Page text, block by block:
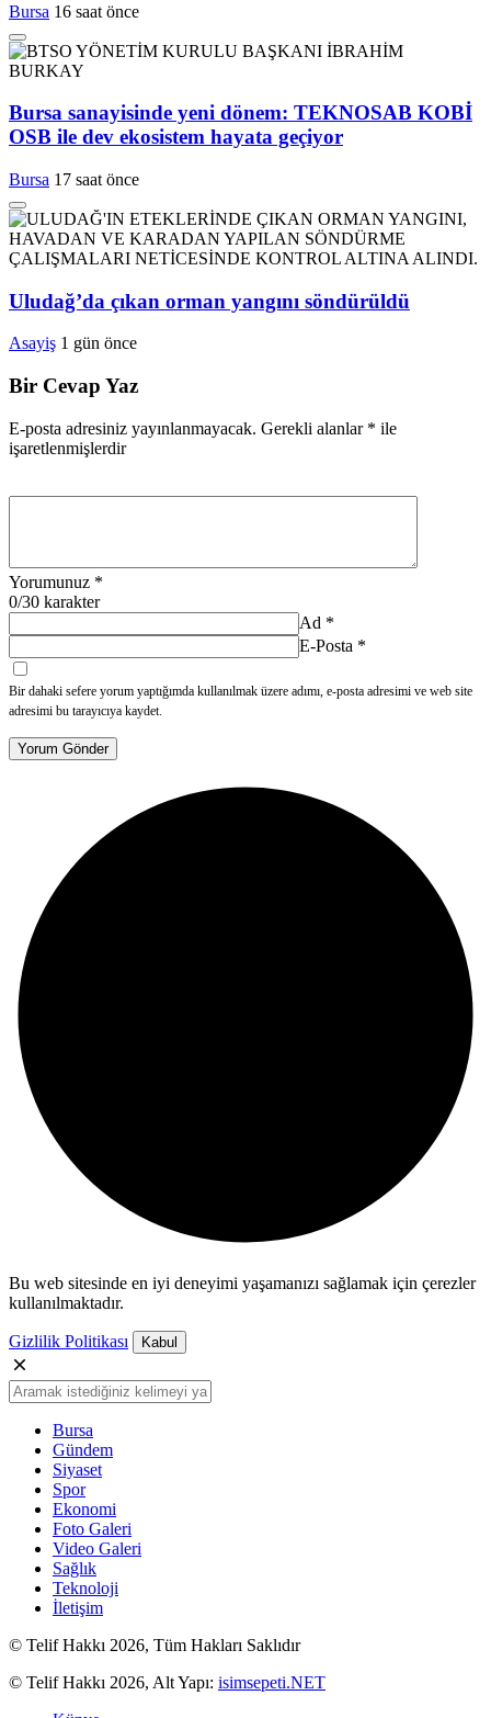
Bursa 16 saat önce
Bursa sanayisinde yeni dönem: TEKNOSAB KOBİ
OSB ile dev ekosistem hayata geçiyor
Bursa 17 saat önce
Uludağ’da çıkan orman yangını söndürüldü
Asayiş 1 gün önce
Bir Cevap Yaz
E-posta adresiniz yayınlanmayacak. Gerekli alanlar * ile
işaretlenmişlerdir
Yorumunuz *
0/30 karakter
Ad *
E-Posta *
Bir dahaki sefere yorum yaptığımda kullanılmak üzere adımı, e-posta adresimi ve web site
adresimi bu tarayıcıya kaydet.
Yorum Gönder
Bu web sitesinde en iyi deneyimi yaşamanızı sağlamak için çerezler
kullanılmaktadır.
Gizlilik Politikası Kabul
Bursa
Gündem
Siyaset
Spor
Ekonomi
Foto Galeri
Video Galeri
Sağlık
Teknoloji
İletişim
© Telif Hakkı 2026, Tüm Hakları Saklıdır
© Telif Hakkı 2026, Alt Yapı: isimsepeti.NET